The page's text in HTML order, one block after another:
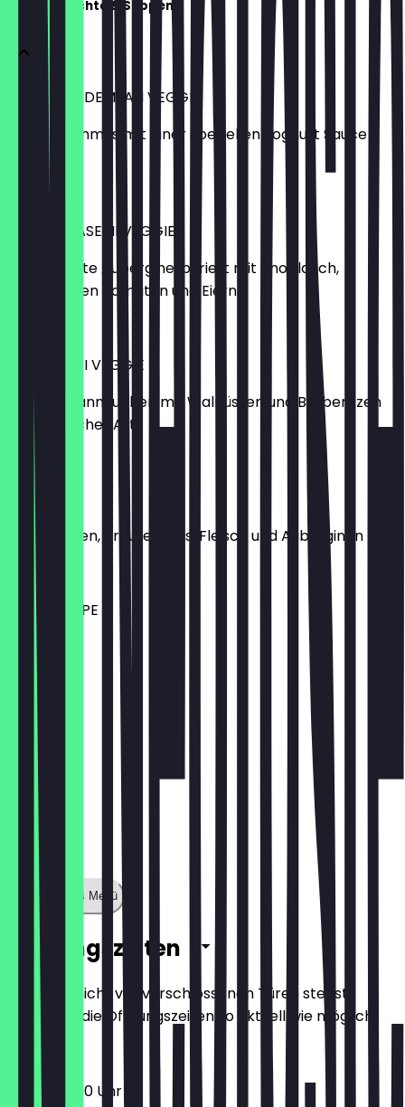
Kleine Gerichte & Suppen
KASHKE BADEMJAN VEGGIE
Auberginenmus mit einer speziellen Joghurt Sauce
(Kashk*)
8,90 €
MIRZA GHASEMI VEGGIE
geräucherte Aubergine, püriert mit Knoblauch,
gedünsteten Tomaten und Eiern
KUKU SABZI VEGGIE
Kräuterpfannkuchen mit Walnüssen und Berberitzen
auf persischer Art
8,90 €
DOLME
Gelbe Linsen, Kräuter, Reis, Fleisch und Auberginen
10,00 €
TAGESSUPPE
6,00 €
Zeige ganzes Menü
Öffnungszeiten
Damit du nicht vor verschlossenen Türen stehst,
halten wir die Öffnungszeiten so aktuell wie möglich.
12:00 - 22:00 Uhr